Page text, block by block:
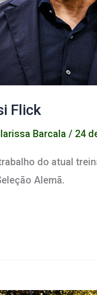
Flick
Barcala / 24
do atual
Alemã.